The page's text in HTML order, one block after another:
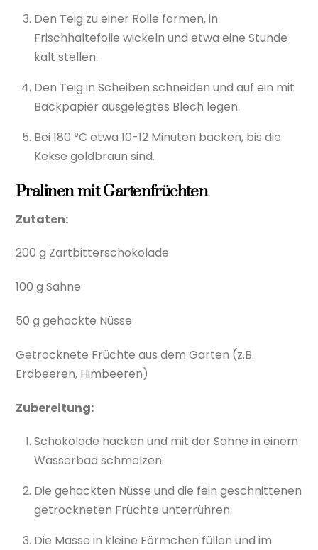
Den Teig zu einer Rolle formen, in
Frischhaltefolie wickeln und etwa eine Stunde
kalt stellen.
Den Teig in Scheiben schneiden und auf ein mit
Backpapier ausgelegtes Blech legen.
Bei 180 °C etwa 10-12 Minuten backen, bis die
Kekse goldbraun sind.
Pralinen mit Gartenfrüchten
Zutaten:
200 g Zartbitterschokolade
100 g Sahne
50 g gehackte Nüsse
Getrocknete Früchte aus dem Garten (z.B.
Erdbeeren, Himbeeren)
Zubereitung:
Schokolade hacken und mit der Sahne in einem
Wasserbad schmelzen.
Die gehackten Nüsse und die fein geschnittenen
getrockneten Früchte unterrühren.
Die Masse in kleine Förmchen füllen und im